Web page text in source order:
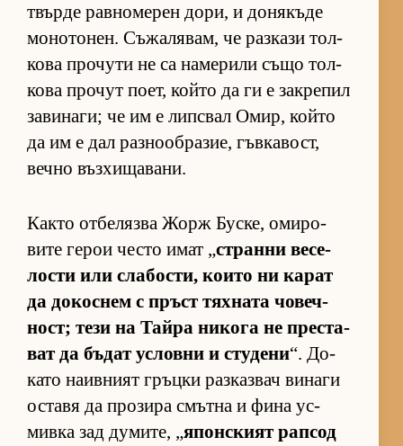
твърде рав­но­ме­рен до­ри, и до­ня­къде
мо­но­то­нен. Съ­жа­ля­вам, че раз­кази тол­
кова про­чути не са на­ме­рили също тол­
кова про­чут по­ет, който да ги е зак­ре­пил
за­ви­на­ги; че им е лип­с­вал Омир, който
да им е дал раз­но­об­ра­зие, гъв­ка­вост,
вечно въз­хи­ща­ва­ни.
Както от­бе­лязва Жорж Бус­ке, оми­ро­
вите ге­рои често имат „странни ве­се­
лости или сла­бос­ти, ко­ито ни ка­рат
да до­кос­нем с пръст тях­ната чо­веч­
ност; тези на Тайра ни­кога не прес­та­
ват да бъ­дат ус­ловни и сту­дени“. До­
като на­ив­ният гръцки раз­каз­вач ви­наги
ос­тавя да про­зира смътна и фина ус­
мивка зад ду­ми­те, „япон­с­кият рап­сод